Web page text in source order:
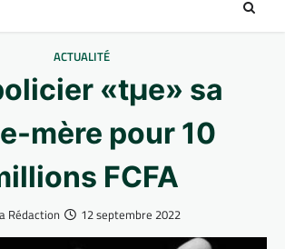
ACTUALITÉ
«tµe» sa
mère pour 10
FCFA
Rédaction 12 septembre 2022